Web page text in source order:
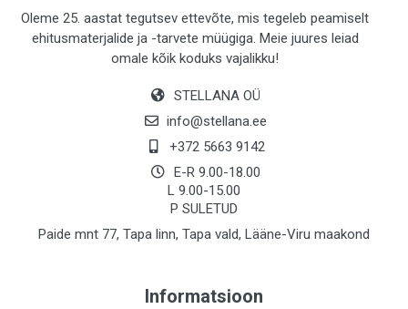
Oleme 25. aastat tegutsev ettevõte, mis tegeleb peamiselt
ehitusmaterjalide ja -tarvete müügiga. Meie juures leiad
omale kõik koduks vajalikku!
STELLANA OÜ
info@stellana.ee
+372 5663 9142
E-R 9.00-18.00
L 9.00-15.00
P SULETUD
Paide mnt 77, Tapa linn, Tapa vald, Lääne-Viru maakond
Informatsioon